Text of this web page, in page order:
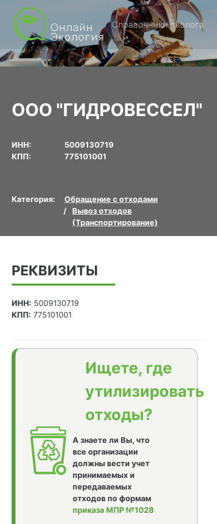
Справочники эколога
ООО "ГИДРОВЕССЕЛ"
ИНН:
5009130719
КПП:
775101001
Категория:
Обращение с отходами
Вывоз отходов
(Транспортирование)
РЕКВИЗИТЫ
ИНН: 5009130719
КПП: 775101001
Ищете, где
утилизировать
отходы?
А знаете ли Вы, что
все организации
должны вести учет
принимаемых и
передаваемых
отходов по формам
приказа МПР №1028